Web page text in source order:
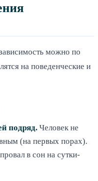
можно по
на поведенческие и
подряд. Человек не
(на первых порах).
в сон на сутки-